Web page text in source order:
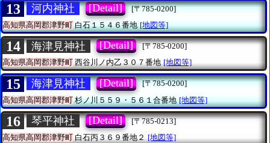
13 河内神社 [Detail]
[〒785-0200]
高知県高岡郡津野町白石１５４６番地 [地図等]
14 海津見神社 [Detail]
[〒785-0200]
高知県高岡郡津野町西谷川ノ内乙３０７番地 [地図等]
15 海津見神社 [Detail]
[〒785-0200]
高知県高岡郡津野町杉ノ川５５９・５６１合番地 [地図等]
16 琴平神社 [Detail]
[〒785-0213]
高知県高岡郡津野町 白石丙３６９番地２ [地図等]